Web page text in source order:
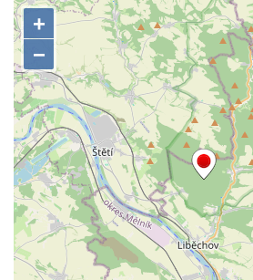
Skalní reliéf Korunování Panny Marie v
Srbské Kamenici